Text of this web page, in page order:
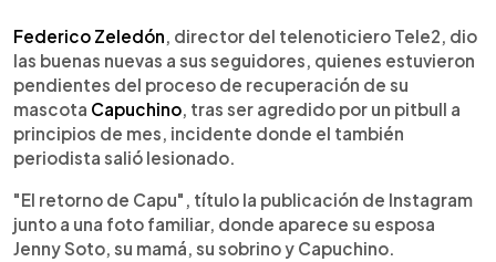
► Escuchar artículo
Federico Zeledón , director del telenoticiero Tele2, dio
las buenas nuevas a sus seguidores, quienes estuvieron
pendientes del proceso de recuperación de su
mascota Capuchino , tras ser agredido por un pitbull a
principios de mes, incidente donde el también
periodista salió lesionado.
"El retorno de Capu", título la publicación de Instagram
junto a una foto familiar, donde aparece su esposa
Jenny Soto, su mamá, su sobrino y Capuchino.